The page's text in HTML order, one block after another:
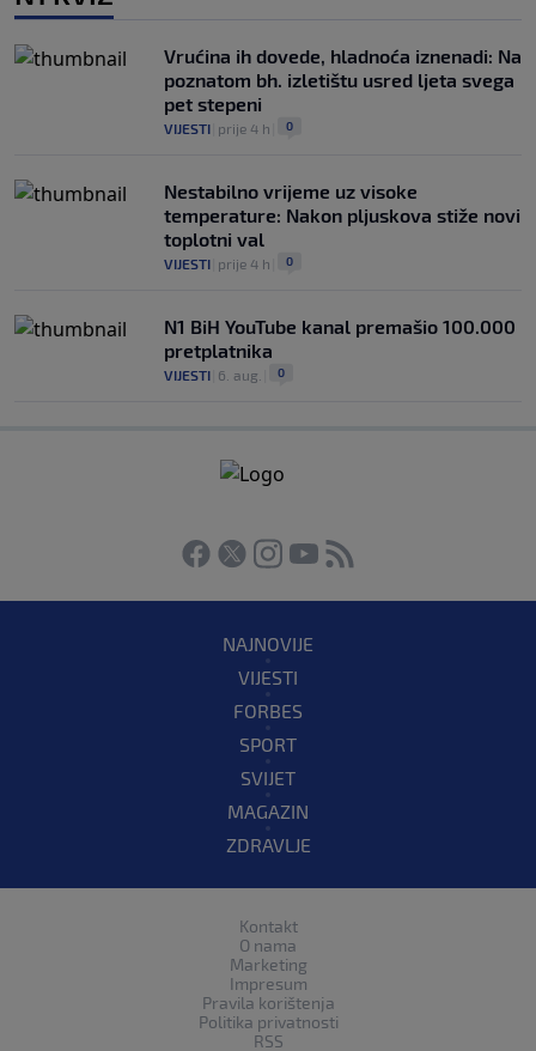
Vrućina ih dovede, hladnoća iznenadi: Na
poznatom bh. izletištu usred ljeta svega
pet stepeni
VIJESTI prije 4 h 0
Nestabilno vrijeme uz visoke
temperature: Nakon pljuskova stiže novi
toplotni val
VIJESTI prije 4 h 0
N1 BiH YouTube kanal premašio 100.000
pretplatnika
VIJESTI 6. aug. 0
NAJNOVIJE
VIJESTI
FORBES
SPORT
SVIJET
MAGAZIN
ZDRAVLJE
Kontakt
O nama
Marketing
Impresum
Pravila korištenja
Politika privatnosti
RSS